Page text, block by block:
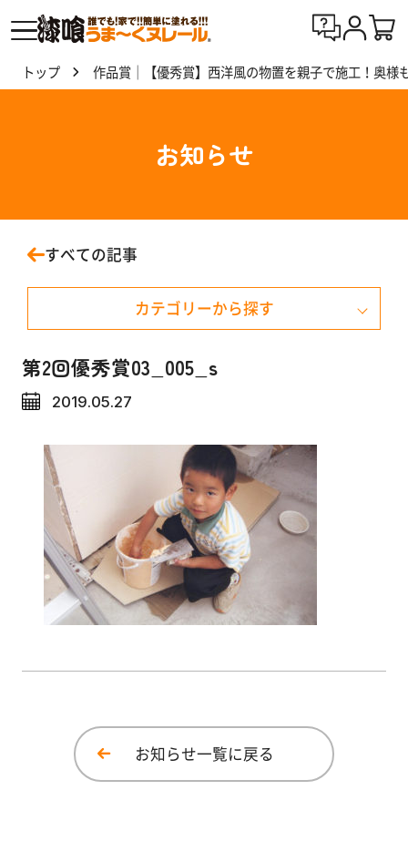
は
製
一
塗
トップ 作品賞｜【優秀賞】西洋風の物置を親子で施工！奥様
お知らせ
すべての記事
カテゴリーから探す
お知らせ
イベント
メディア情報
広報誌
第2回優秀賞03_005_s
2019.05.27
お知らせ一覧に戻る